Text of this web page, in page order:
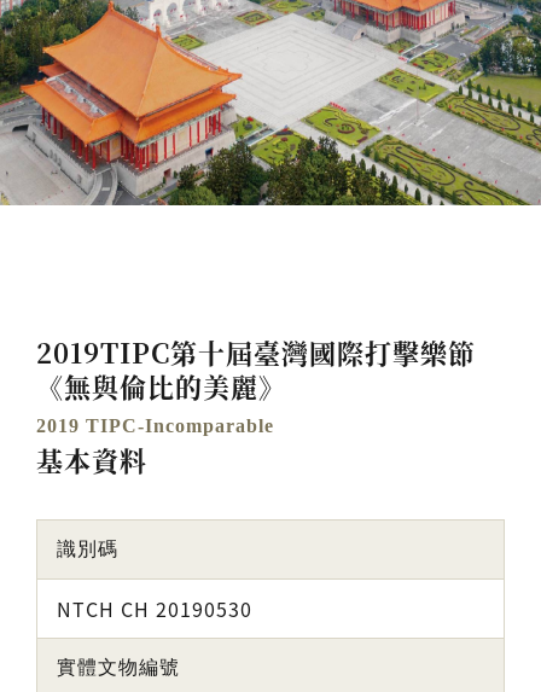
2019TIPC第十屆臺灣國際打擊樂節
《無與倫比的美麗》
2019 TIPC-Incomparable
基本資料
識別碼
NTCH CH 20190530
實體文物編號